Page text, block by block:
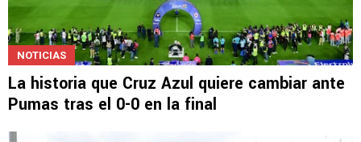
NOTICIAS
La historia que Cruz Azul quiere cambiar ante
Pumas tras el 0-0 en la final